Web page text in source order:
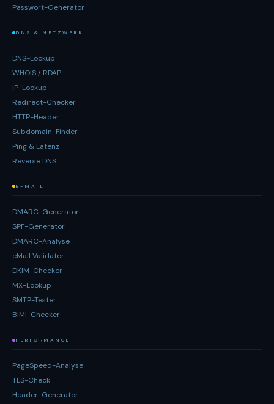
Passwort-Generator
DNS & NETZWERK
DNS-Lookup
WHOIS / RDAP
IP-Lookup
Redirect-Checker
HTTP-Header
Subdomain-Finder
Ping & Latenz
Reverse DNS
E-MAIL
DMARC-Generator
SPF-Generator
DMARC-Analyse
eMail Validator
DKIM-Checker
MX-Lookup
SMTP-Tester
BIMI-Checker
PERFORMANCE
PageSpeed-Analyse
TLS-Check
Header-Generator